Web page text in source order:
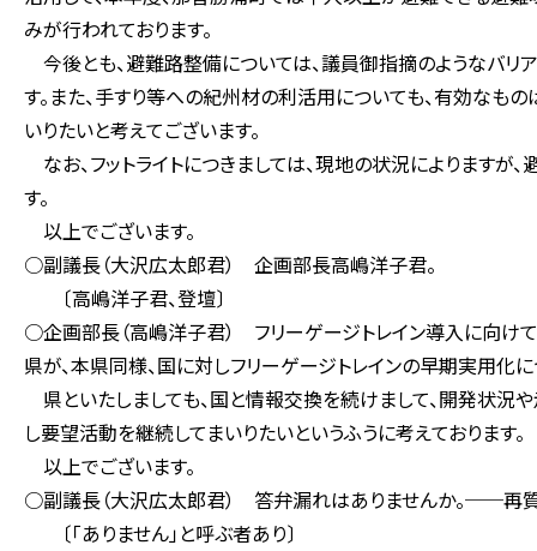
みが行われております。
今後とも、避難路整備については、議員御指摘のようなバ
す。また、手すり等への紀州材の利活用についても、有効なも
いりたいと考えてございます。
なお、フットライトにつきましては、現地の状況によります
す。
以上でございます。
○副議長（大沢広太郎君） 企画部長高嶋洋子君。
〔高嶋洋子君、登壇〕
○企画部長（高嶋洋子君） フリーゲージトレイン導入に向け
県が、本県同様、国に対しフリーゲージトレインの早期実用化
県といたしましても、国と情報交換を続けまして、開発状
し要望活動を継続してまいりたいというふうに考えております。
以上でございます。
○副議長（大沢広太郎君） 答弁漏れはありませんか。──再質
〔「ありません」と呼ぶ者あり〕